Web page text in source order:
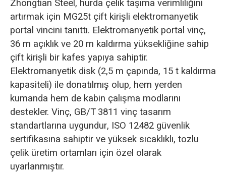
Zhongtian Steel, hurda çelik taşıma verimliliğini
artırmak için MG25t çift kirişli elektromanyetik
portal vincini tanıttı. Elektromanyetik portal vinç,
36 m açıklık ve 20 m kaldırma yüksekliğine sahip
çift kirişli bir kafes yapıya sahiptir.
Elektromanyetik disk (2,5 m çapında, 15 t kaldırma
kapasiteli) ile donatılmış olup, hem yerden
kumanda hem de kabin çalışma modlarını
destekler. Vinç, GB/T 3811 vinç tasarım
standartlarına uygundur, ISO 12482 güvenlik
sertifikasına sahiptir ve yüksek sıcaklıklı, tozlu
çelik üretim ortamları için özel olarak
uyarlanmıştır.